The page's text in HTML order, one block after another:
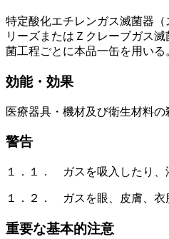
特定酸化エチレンガス滅菌器
リーズまたはＺクレーブガス
菌工程ごとに本品一缶を用いる
効能・効果
医療器具・機材及び衛生材料の
警告
１．１． ガスを吸入したり、
１．２． ガスを眼、皮膚、衣
重要な基本的注意